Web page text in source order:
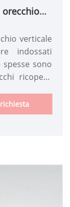
orecchio
verticale
indossati
sono
ricoperti
il freddo,